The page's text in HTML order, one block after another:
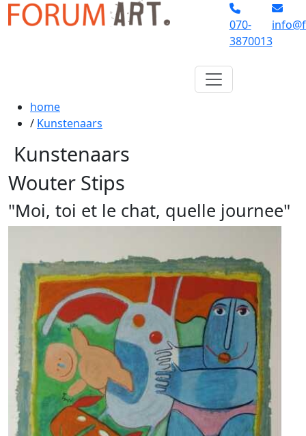
070-
3870013
home
/ Kunstenaars
Kunstenaars
Wouter Stips
"Moi, toi et le chat, quelle journee"